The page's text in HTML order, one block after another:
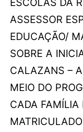
ESCOLAS DA
ASSESSOR
EDUCAÇÃO/
SOBRE A
CALAZANS –
MEIO DO
CADA FAMÍLIA